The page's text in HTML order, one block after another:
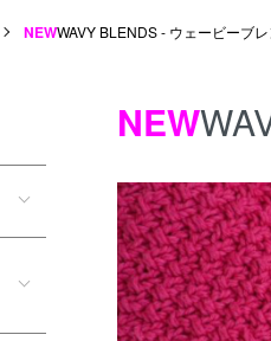
NEWWAVY BLENDS - ウェービーブ
NEW